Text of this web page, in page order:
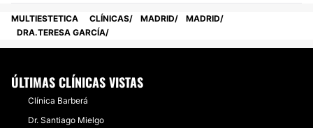
MULTIESTETICA CLÍNICAS MADRID
MADRID
DRA.TERESA GARCÍA
ÚLTIMAS CLÍNICAS VISTAS
Clínica Barberá
Dr. Santiago Mielgo